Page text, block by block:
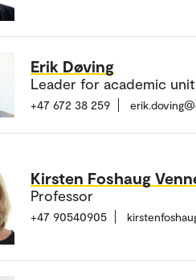
Erik Døving
Leader for academic unit
+47 672 38 259
Kirsten Foshaug
Professor
+47 90540905